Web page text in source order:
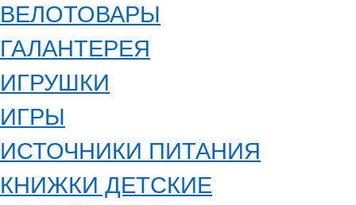
ВЕЛОТОВАРЫ
ГАЛАНТЕРЕЯ
ИГРУШКИ
ИГРЫ
ИСТОЧНИКИ ПИТАНИЯ
КНИЖКИ ДЕТСКИЕ